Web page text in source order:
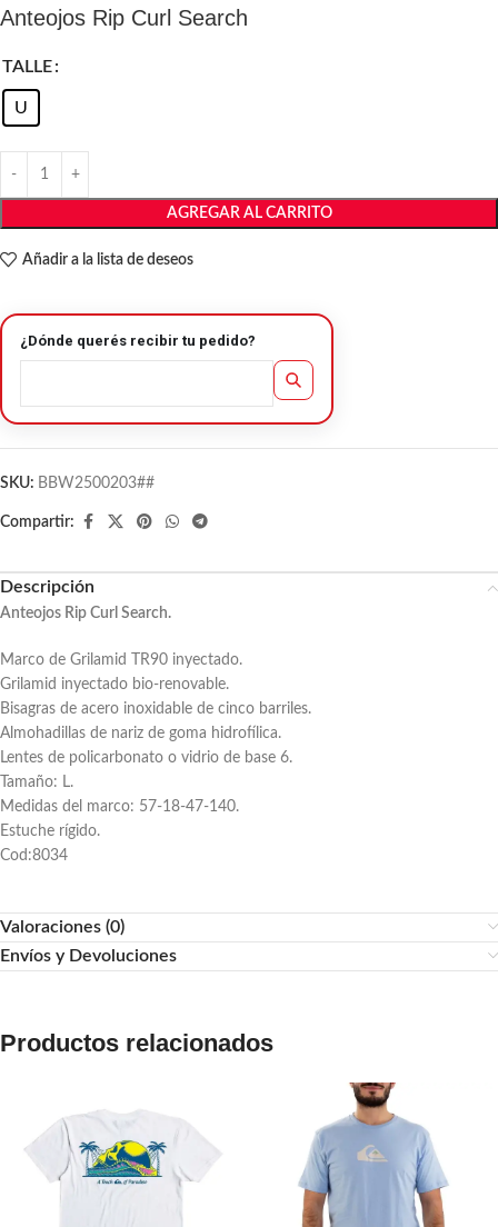
Anteojos Rip Curl Search
TALLE
U
AGREGAR AL CARRITO
Añadir a la lista de deseos
¿Dónde querés recibir tu pedido?
SKU: BBW2500203##
Compartir:
Descripción
Anteojos Rip Curl Search.
Marco de Grilamid TR90 inyectado.
Grilamid inyectado bio-renovable.
Bisagras de acero inoxidable de cinco barriles.
Almohadillas de nariz de goma hidrofílica.
Lentes de policarbonato o vidrio de base 6.
Tamaño: L.
Medidas del marco: 57-18-47-140.
Estuche rígido.
Cod:8034
Valoraciones (0)
Envíos y Devoluciones
Productos relacionados